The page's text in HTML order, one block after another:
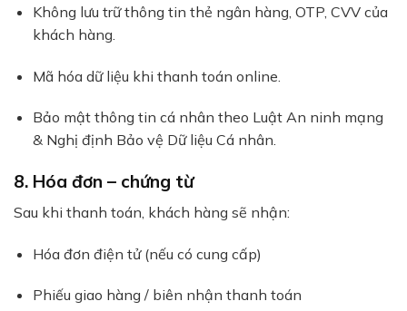
Không lưu trữ thông tin thẻ ngân hàng, OTP, CVV của
khách hàng.
Mã hóa dữ liệu khi thanh toán online.
Bảo mật thông tin cá nhân theo Luật An ninh mạng
& Nghị định Bảo vệ Dữ liệu Cá nhân.
8. Hóa đơn – chứng từ
Sau khi thanh toán, khách hàng sẽ nhận:
Hóa đơn điện tử (nếu có cung cấp)
Phiếu giao hàng / biên nhận thanh toán